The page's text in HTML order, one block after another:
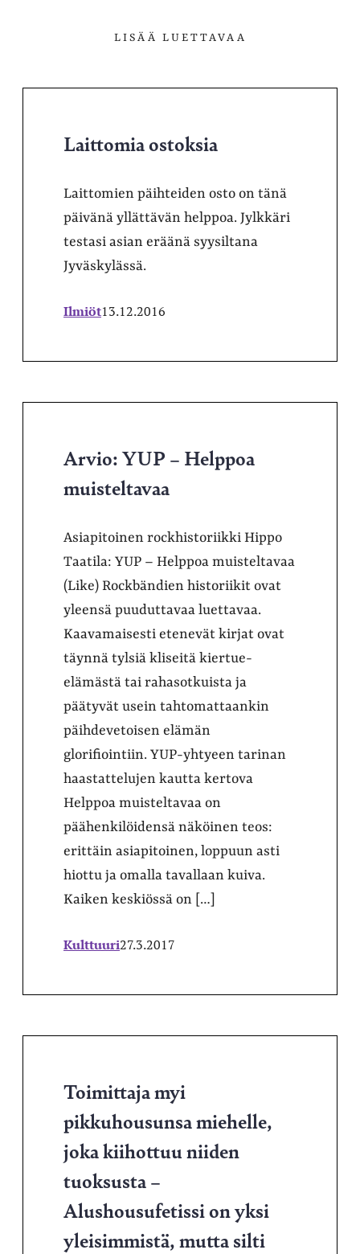
LISÄÄ LUETTAVAA
Laittomia ostoksia
Laittomien päihteiden osto on tänä
päivänä yllättävän helppoa. Jylkkäri
testasi asian eräänä syysiltana
Jyväskylässä.
Ilmiöt13.12.2016
Arvio: YUP – Helppoa
muisteltavaa
Asiapitoinen rockhistoriikki Hippo
Taatila: YUP – Helppoa muisteltavaa
(Like) Rockbändien historiikit ovat
yleensä puuduttavaa luettavaa.
Kaavamaisesti etenevät kirjat ovat
täynnä tylsiä kliseitä kiertue-
elämästä tai rahasotkuista ja
päätyvät usein tahtomattaankin
päihdevetoisen elämän
glorifiointiin. YUP-yhtyeen tarinan
haastattelujen kautta kertova
Helppoa muisteltavaa on
päähenkilöidensä näköinen teos:
erittäin asiapitoinen, loppuun asti
hiottu ja omalla tavallaan kuiva.
Kaiken keskiössä on […]
Kulttuuri27.3.2017
Toimittaja myi
pikkuhousunsa miehelle,
joka kiihottuu niiden
tuoksusta –
Alushousufetissi on yksi
yleisimmistä, mutta silti